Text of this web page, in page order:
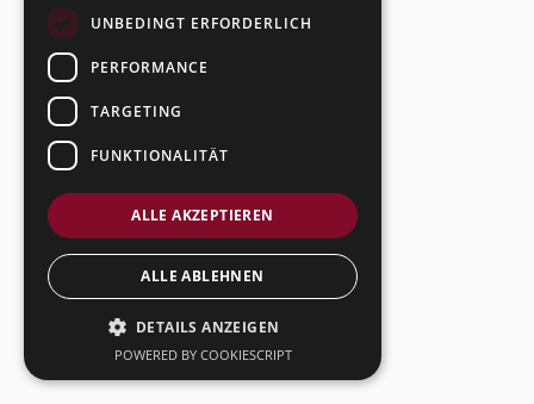
UNBEDINGT ERFORDERLICH
PERFORMANCE
TARGETING
FUNKTIONALITÄT
ALLE AKZEPTIEREN
ALLE ABLEHNEN
DETAILS ANZEIGEN
POWERED BY COOKIESCRIPT